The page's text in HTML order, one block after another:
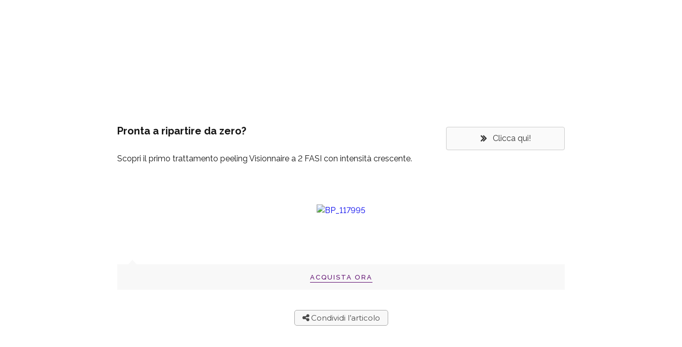
Pronta a ripartire da zero?
Scopri il primo trattamento peeling Visionnaire a 2 FASI con intensità crescente.
Clicca qui!
ACQUISTA ORA
Condividi l’articolo